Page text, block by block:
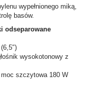
wypełnionego miką,
basów.
odseparowane
wysokotonowy z
szczytowa 180 W